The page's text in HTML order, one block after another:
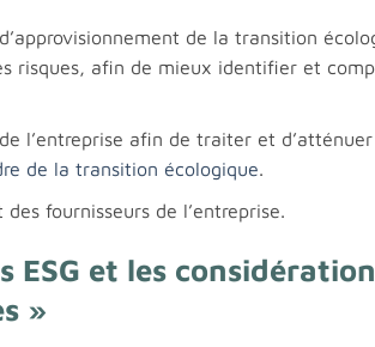
de la transition
risques, afin de mieux identifier et
l’entreprise afin de traiter et d’atténuer
de la transition écologique.
fournisseurs de l’entreprise.
ESG et les
»